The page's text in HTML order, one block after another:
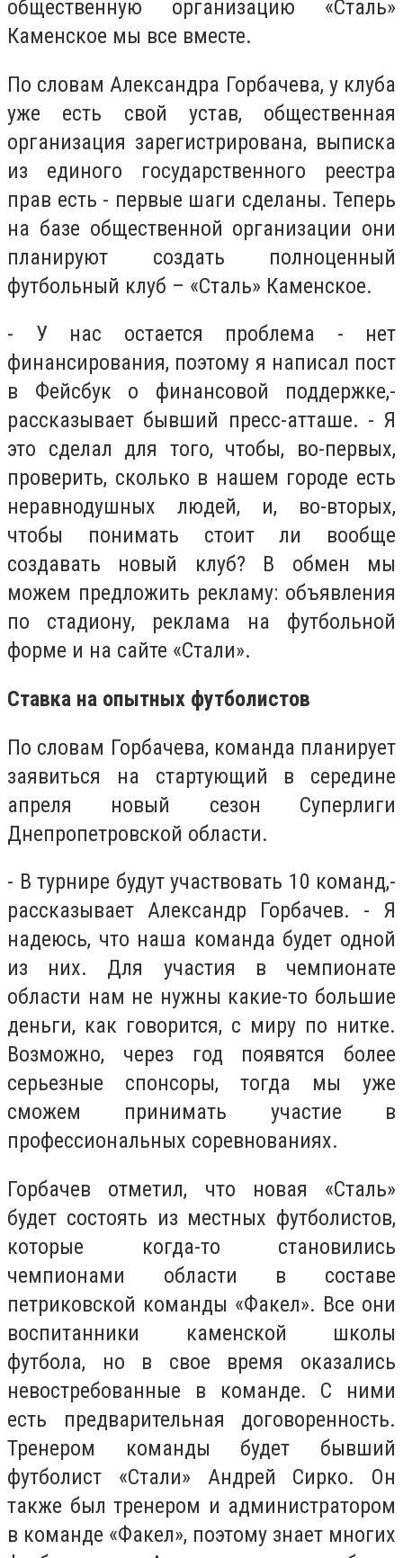
общественную организацию «Сталь»
Каменское мы все вместе.
По словам Александра Горбачева, у клуба
уже есть свой устав, общественная
организация зарегистрирована, выписка
из единого государственного реестра
прав есть - первые шаги сделаны. Теперь
на базе общественной организации они
планируют создать полноценный
футбольный клуб – «Сталь» Каменское.
- У нас остается проблема - нет
финансирования, поэтому я написал пост
в Фейсбук о финансовой поддержке,-
рассказывает бывший пресс-атташе. - Я
это сделал для того, чтобы, во-первых,
проверить, сколько в нашем городе есть
неравнодушных людей, и, во-вторых,
чтобы понимать стоит ли вообще
создавать новый клуб? В обмен мы
можем предложить рекламу: объявления
по стадиону, реклама на футбольной
форме и на сайте «Стали».
Ставка на опытных футболистов
По словам Горбачева, команда планирует
заявиться на стартующий в середине
апреля новый сезон Суперлиги
Днепропетровской области.
- В турнире будут участвовать 10 команд,-
рассказывает Александр Горбачев. - Я
надеюсь, что наша команда будет одной
из них. Для участия в чемпионате
области нам не нужны какие-то большие
деньги, как говорится, с миру по нитке.
Возможно, через год появятся более
серьезные спонсоры, тогда мы уже
сможем принимать участие в
профессиональных соревнованиях.
Горбачев отметил, что новая «Сталь»
будет состоять из местных футболистов,
которые когда-то становились
чемпионами области в составе
петриковской команды «Факел». Все они
воспитанники каменской школы
футбола, но в свое время оказались
невостребованные в команде. С ними
есть предварительная договоренность.
Тренером команды будет бывший
футболист «Стали» Андрей Сирко. Он
также был тренером и администратором
в команде «Факел», поэтому знает многих